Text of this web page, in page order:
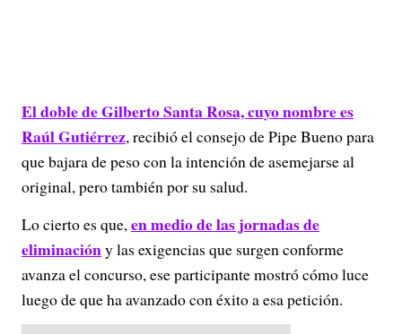
El doble de Gilberto Santa Rosa, cuyo nombre es
Raúl Gutiérrez, recibió el consejo de Pipe Bueno para
que bajara de peso con la intención de asemejarse al
original, pero también por su salud.
Lo cierto es que,en medio de las jornadas de
eliminacióny las exigencias que surgen conforme
avanza el concurso, ese participante mostró cómo luce
luego de que ha avanzado con éxito a esa petición.